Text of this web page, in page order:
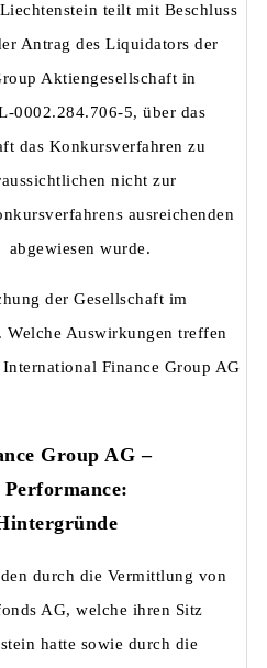
teilt mit Beschluss
Antrag des Liquidators der
Aktiengesellschaft in
0002.284.706-5, über das
das Konkursverfahren zu
nicht zur
ausreichenden
abgewiesen wurde.
der Gesellschaft im
Welche Auswirkungen treffen
Finance Group AG
Group AG –
durch die Vermittlung von
AG, welche ihren Sitz
hatte sowie durch die